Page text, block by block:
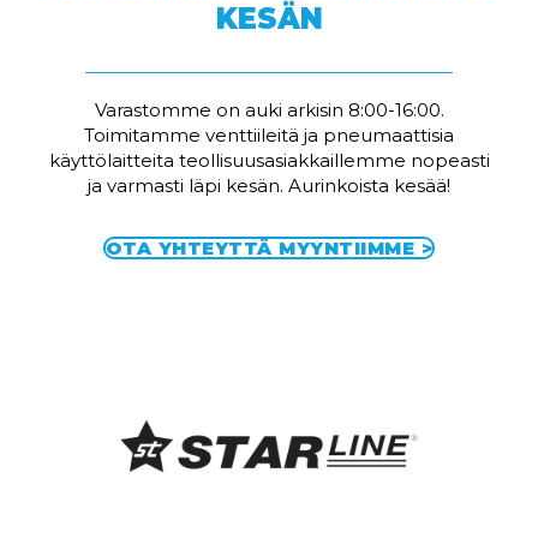
KESÄN
Varastomme on auki arkisin 8:00-16:00.
Toimitamme venttiileitä ja pneumaattisia
käyttölaitteita teollisuusasiakkaillemme nopeasti
ja varmasti läpi kesän. Aurinkoista kesää!
OTA YHTEYTTÄ MYYNTIIMME >